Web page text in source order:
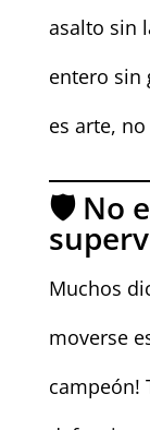
asalto sin
entero sin
es arte,
🛡️ No
Muchos
moverse
campeón!